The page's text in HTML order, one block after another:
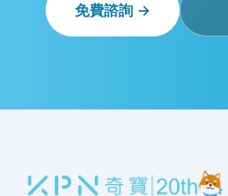
免費諮詢 →